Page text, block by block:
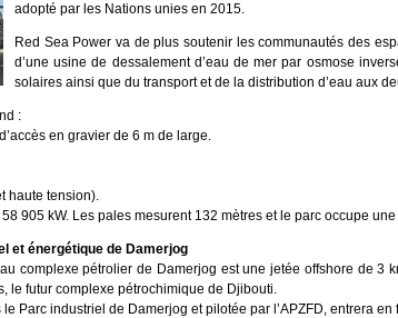
adopté par les Nations unies en 2015.
Red Sea Power va de plus soutenir les communautés des
d’une usine de dessalement d’eau de mer par osmose
solaires ainsi que du transport et de la distribution d’eau aux
:
en gravier de 6 m de large.
haute tension).
905 kW. Les pales mesurent 132 mètres et le parc occupe
et énergétique de Damerjog
complexe pétrolier de Damerjog est une jetée offshore de 3
le futur complexe pétrochimique de Djibouti.
Parc industriel de Damerjog et pilotée par l’APZFD, entrera